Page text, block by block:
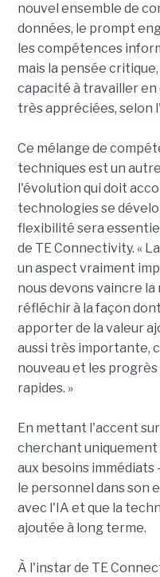
nouvel ensemble de
données, le prompt
les compétences
mais la pensée
capacité à travailler
très appréciées, selon
Ce mélange de
techniques est un
l'évolution qui doit
technologies se
flexibilité sera
de TE Connectivity. «
un aspect vraiment
nous devons vaincre
réfléchir à la façon
apporter de la valeur
aussi très importante,
nouveau et les
rapides. »
En mettant l'accent
cherchant
aux besoins
le personnel dans son
avec l'IA et que la
ajoutée à long terme.
À l'instar de TE